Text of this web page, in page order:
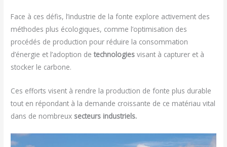
Face à ces défis, l’industrie de la fonte explore activement des
méthodes plus écologiques, comme l’optimisation des
procédés de production pour réduire la consommation
d’énergie et l’adoption detechnologies visant à capturer et à
stocker le carbone.
Ces efforts visent à rendre la production de fonte plus durable
tout en répondant à la demande croissante de ce matériau vital
dans de nombreux secteurs industriels.